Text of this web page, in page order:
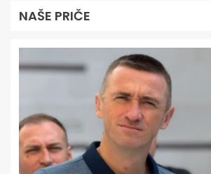
NAŠE PRIČE